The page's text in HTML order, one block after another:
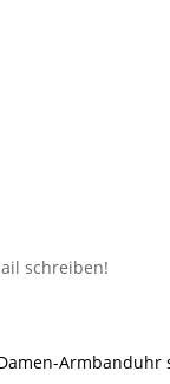
Armbanduhr